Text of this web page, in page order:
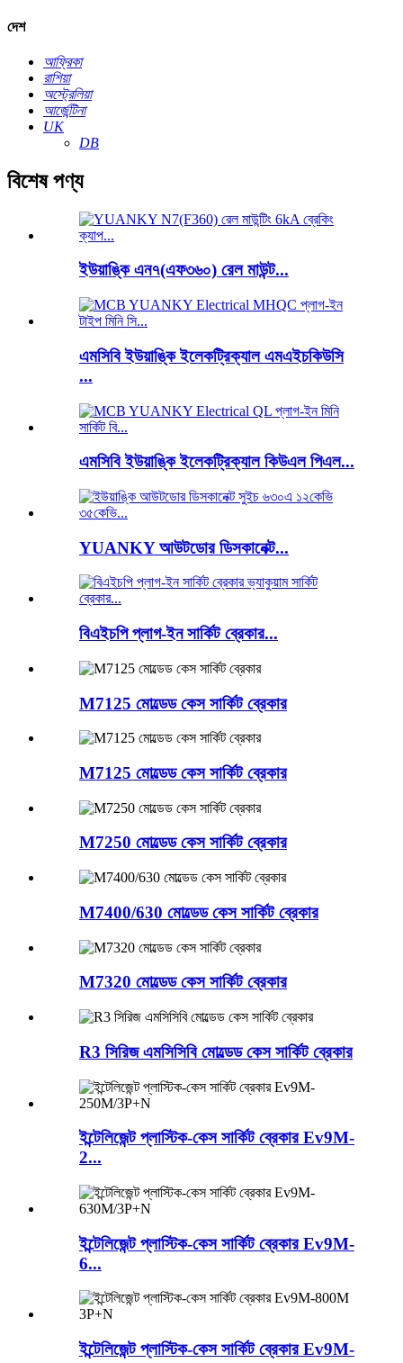
দেশ
আফ্রিকা
রাশিয়া
অস্ট্রেলিয়া
আর্জেন্টিনা
UK
DB
বিশেষ পণ্য
ইউয়াঙ্কি এন৭(এফ৩৬০) রেল মাউন্ট...
এমসিবি ইউয়াঙ্কি ইলেকট্রিক্যাল এমএইচকিউসি
...
এমসিবি ইউয়াঙ্কি ইলেকট্রিক্যাল কিউএল পিএল...
YUANKY আউটডোর ডিসকানেক্ট...
বিএইচপি প্লাগ-ইন সার্কিট ব্রেকার...
M7125 মোল্ডেড কেস সার্কিট ব্রেকার
M7125 মোল্ডেড কেস সার্কিট ব্রেকার
M7250 মোল্ডেড কেস সার্কিট ব্রেকার
M7400/630 মোল্ডেড কেস সার্কিট ব্রেকার
M7320 মোল্ডেড কেস সার্কিট ব্রেকার
R3 সিরিজ এমসিসিবি মোল্ডেড কেস সার্কিট ব্রেকার
ইন্টেলিজেন্ট প্লাস্টিক-কেস সার্কিট ব্রেকার Ev9M-
2...
ইন্টেলিজেন্ট প্লাস্টিক-কেস সার্কিট ব্রেকার Ev9M-
6...
ইন্টেলিজেন্ট প্লাস্টিক-কেস সার্কিট ব্রেকার Ev9M-